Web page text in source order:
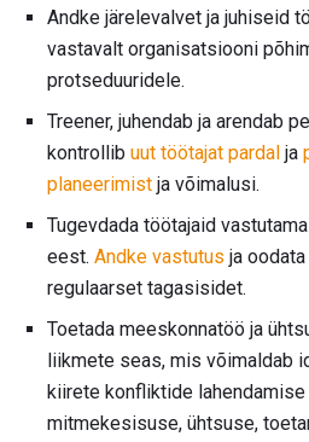
Andke järelevalvet ja juhiseid
vastavalt organisatsiooni
protseduuridele.
Treener, juhendab ja arendab
kontrollib uut töötajat pardal ja
planeerimist ja võimalusi.
Tugevdada töötajaid
eest. Andke vastutus ja
regulaarset tagasisidet.
Toetada meeskonnatöö ja
liikmete seas, mis võimaldab
kiirete konfliktide
mitmekesisuse, ühtsuse,